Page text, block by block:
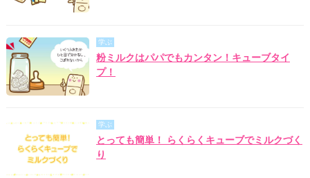
学ぶ
粉ミルクはパパでもカンタン！キューブタイ
プ！
学ぶ
とっても簡単！ らくらくキューブでミルクづく
り